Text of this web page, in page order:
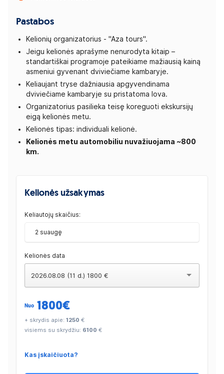
Pastabos
Kelionių organizatorius - "Aza tours".
Jeigu kelionės aprašyme nenurodyta kitaip –
standartiškai programoje pateikiame mažiausią kainą
asmeniui gyvenant dviviečiame kambaryje.
Keliaujant tryse dažniausia apgyvendinama
dviviečiame kambaryje su pristatoma lova.
Organizatorius pasilieka teisę koreguoti ekskursijų
eigą kelionės metu.
Kelionės tipas: individuali kelionė.
Kelionės metu automobiliu nuvažiuojama ~800
km.
Kelionės užsakymas
Keliautojų skaičius:
2 suaugę
Kelionės data
2026.08.08 (11 d.) 1800 €
Nuo 1800€
+ skrydis apie: 1250 €
visiems su skrydžiu: 6100 €
Kas įskaičiuota?